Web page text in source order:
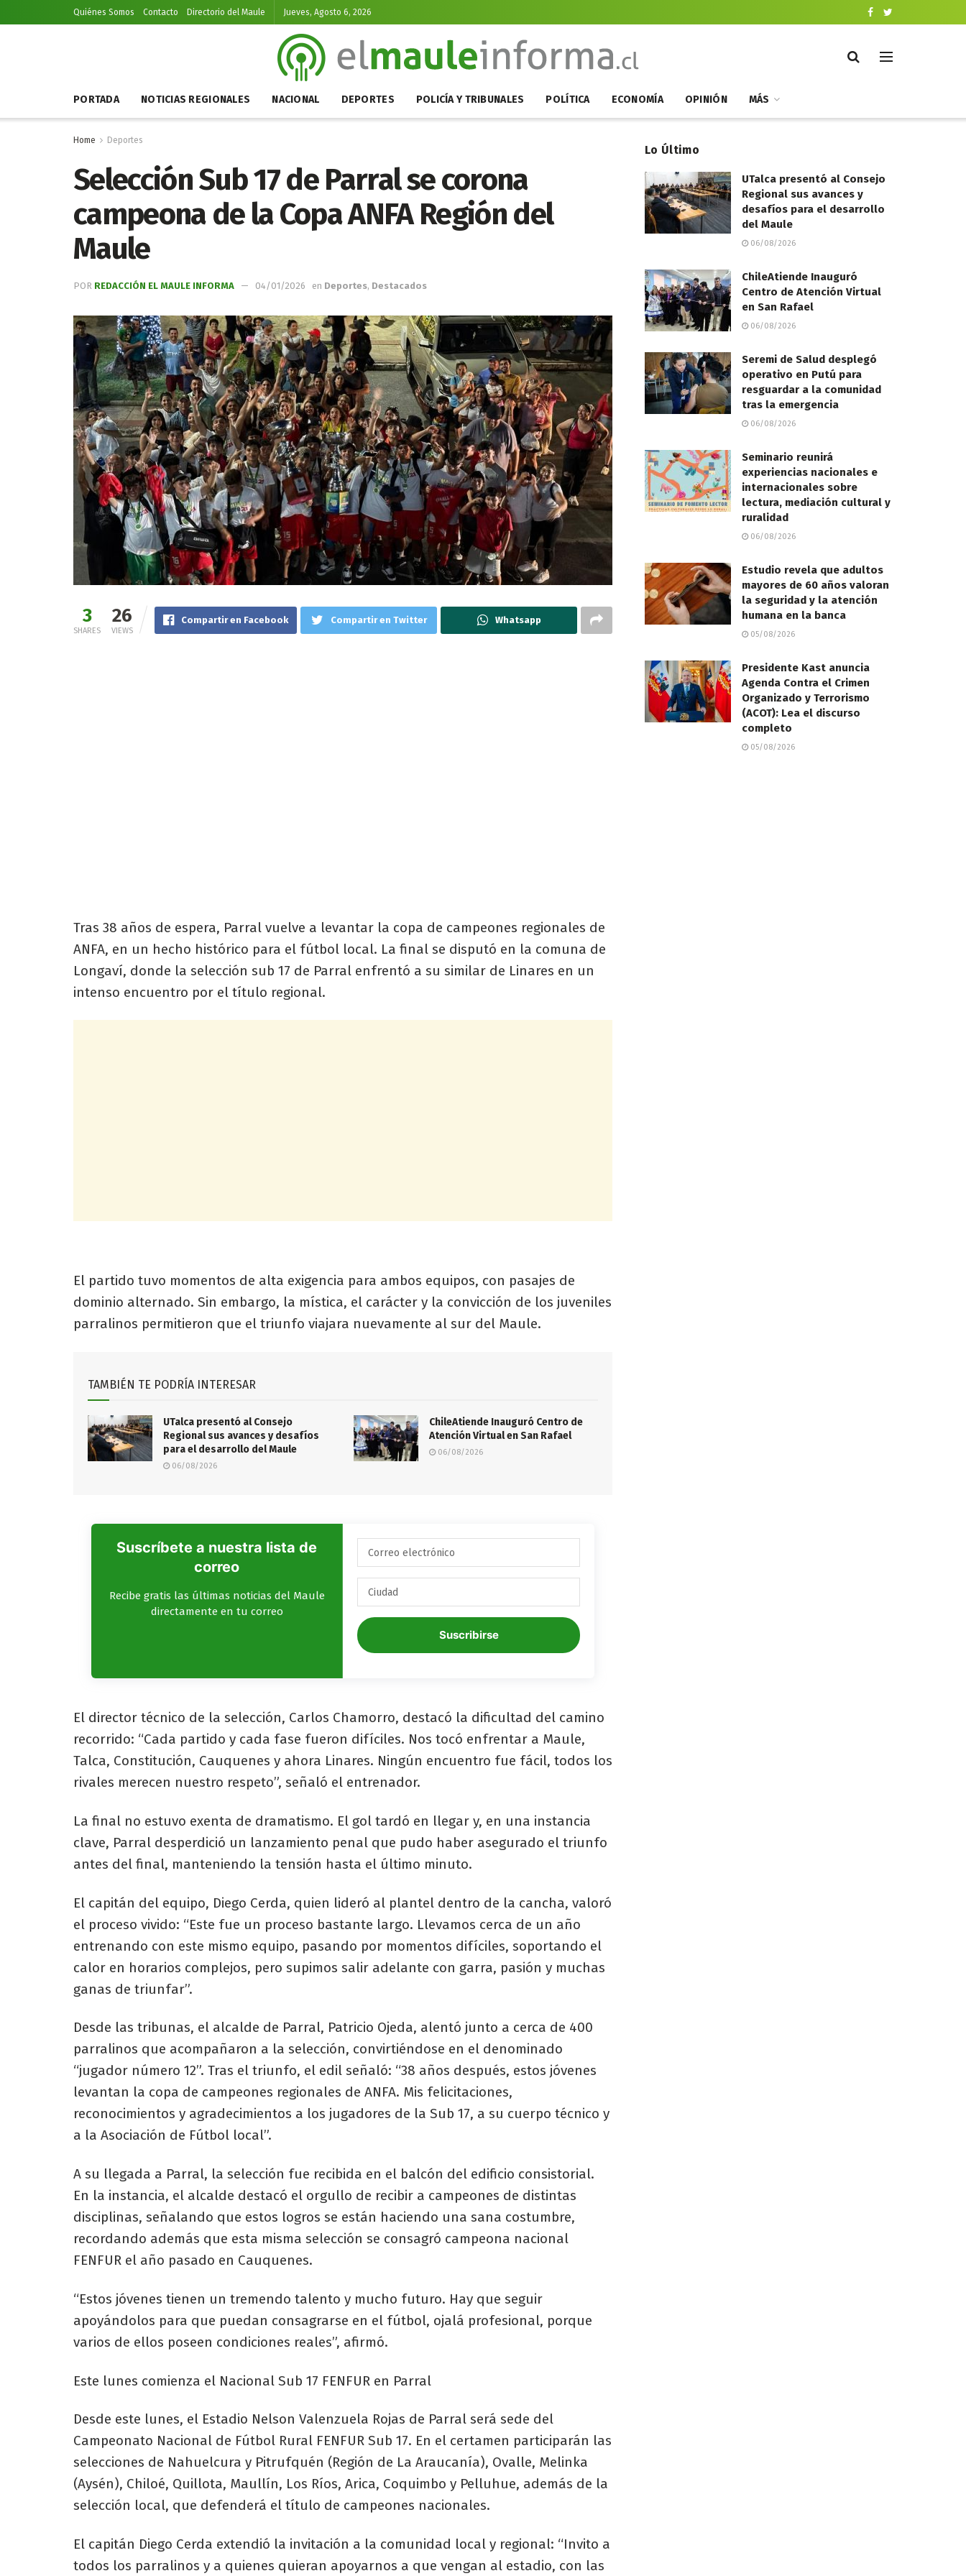
Quiénes Somos Contacto Directorio del Maule Jueves, Agosto 6, 2026
PORTADA NOTICIAS REGIONALES NACIONAL DEPORTES POLICÍA Y TRIBUNALES POLÍTICA ECONOMÍA OPINIÓN MÁS
Home Deportes
Selección Sub 17 de Parral se corona
campeona de la Copa ANFA Región del
Maule
POR REDACCIÓN EL MAULE INFORMA 04/01/2026 en Deportes, Destacados
3
SHARES
26
VIEWS
Compartir en Facebook Compartir en Twitter Whatsapp
Tras 38 años de espera, Parral vuelve a levantar la copa de campeones regionales de
ANFA, en un hecho histórico para el fútbol local. La final se disputó en la comuna de
Longaví, donde la selección sub 17 de Parral enfrentó a su similar de Linares en un
intenso encuentro por el título regional.
El partido tuvo momentos de alta exigencia para ambos equipos, con pasajes de
dominio alternado. Sin embargo, la mística, el carácter y la convicción de los juveniles
parralinos permitieron que el triunfo viajara nuevamente al sur del Maule.
TAMBIÉN TE PODRÍA INTERESAR
UTalca presentó al Consejo
Regional sus avances y desafíos
para el desarrollo del Maule
06/08/2026
ChileAtiende Inauguró Centro de
Atención Virtual en San Rafael
06/08/2026
Suscríbete a nuestra lista de
correo
Recibe gratis las últimas noticias del Maule
directamente en tu correo
Suscribirse
El director técnico de la selección, Carlos Chamorro, destacó la dificultad del camino
recorrido: “Cada partido y cada fase fueron difíciles. Nos tocó enfrentar a Maule,
Talca, Constitución, Cauquenes y ahora Linares. Ningún encuentro fue fácil, todos los
rivales merecen nuestro respeto”, señaló el entrenador.
La final no estuvo exenta de dramatismo. El gol tardó en llegar y, en una instancia
clave, Parral desperdició un lanzamiento penal que pudo haber asegurado el triunfo
antes del final, manteniendo la tensión hasta el último minuto.
El capitán del equipo, Diego Cerda, quien lideró al plantel dentro de la cancha, valoró
el proceso vivido: “Este fue un proceso bastante largo. Llevamos cerca de un año
entrenando con este mismo equipo, pasando por momentos difíciles, soportando el
calor en horarios complejos, pero supimos salir adelante con garra, pasión y muchas
ganas de triunfar”.
Desde las tribunas, el alcalde de Parral, Patricio Ojeda, alentó junto a cerca de 400
parralinos que acompañaron a la selección, convirtiéndose en el denominado
“jugador número 12”. Tras el triunfo, el edil señaló: “38 años después, estos jóvenes
levantan la copa de campeones regionales de ANFA. Mis felicitaciones,
reconocimientos y agradecimientos a los jugadores de la Sub 17, a su cuerpo técnico y
a la Asociación de Fútbol local”.
A su llegada a Parral, la selección fue recibida en el balcón del edificio consistorial.
En la instancia, el alcalde destacó el orgullo de recibir a campeones de distintas
disciplinas, señalando que estos logros se están haciendo una sana costumbre,
recordando además que esta misma selección se consagró campeona nacional
FENFUR el año pasado en Cauquenes.
“Estos jóvenes tienen un tremendo talento y mucho futuro. Hay que seguir
apoyándolos para que puedan consagrarse en el fútbol, ojalá profesional, porque
varios de ellos poseen condiciones reales”, afirmó.
Este lunes comienza el Nacional Sub 17 FENFUR en Parral
Desde este lunes, el Estadio Nelson Valenzuela Rojas de Parral será sede del
Campeonato Nacional de Fútbol Rural FENFUR Sub 17. En el certamen participarán las
selecciones de Nahuelcura y Pitrufquén (Región de La Araucanía), Ovalle, Melinka
(Aysén), Chiloé, Quillota, Maullín, Los Ríos, Arica, Coquimbo y Pelluhue, además de la
selección local, que defenderá el título de campeones nacionales.
El capitán Diego Cerda extendió la invitación a la comunidad local y regional: “Invito a
todos los parralinos y a quienes quieran apoyarnos a que vengan al estadio, con las
Lo Último
UTalca presentó al Consejo
Regional sus avances y
desafíos para el desarrollo
del Maule
06/08/2026
ChileAtiende Inauguró
Centro de Atención Virtual
en San Rafael
06/08/2026
Seremi de Salud desplegó
operativo en Putú para
resguardar a la comunidad
tras la emergencia
06/08/2026
Seminario reunirá
experiencias nacionales e
internacionales sobre
lectura, mediación cultural y
ruralidad
06/08/2026
Estudio revela que adultos
mayores de 60 años valoran
la seguridad y la atención
humana en la banca
05/08/2026
Presidente Kast anuncia
Agenda Contra el Crimen
Organizado y Terrorismo
(ACOT): Lea el discurso
completo
05/08/2026